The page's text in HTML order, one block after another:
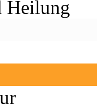
Heilung